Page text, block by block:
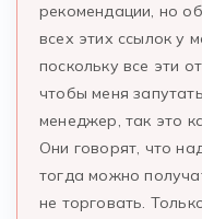
рекомендации, но
всех этих ссылок у
поскольку все эти
чтобы меня
менеджер, так это
Они говорят, что
тогда можно
не торговать.